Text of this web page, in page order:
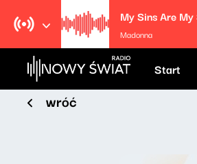
My Sins Are
Madonna
Start
wróć